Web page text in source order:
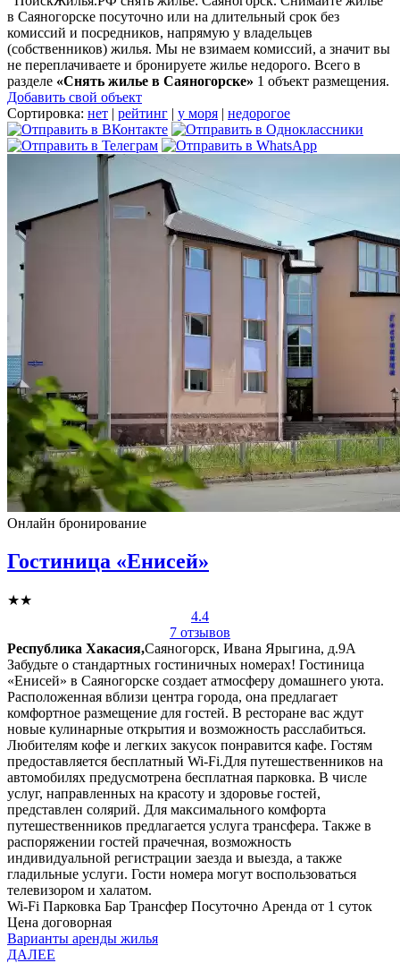
в Саяногорске посуточно или на длительный срок без
комиссий и посредников, напрямую у владельцев
(собственников) жилья. Мы не взимаем комиссий, а значит вы
не переплачиваете и бронируете жилье недорого. Всего в
разделе «Снять жилье в Саяногорске» 1 объект размещения.
Добавить свой объект
Сортировка: нет | рейтинг | у моря | недорогое
Онлайн бронирование
Гостиница «Енисей»
★★
4.4
7 отзывов
Республика Хакасия,Саяногорск, Ивана Ярыгина, д.9А
Забудьте о стандартных гостиничных номерах! Гостиница
«Енисей» в Саяногорске создает атмосферу домашнего уюта.
Расположенная вблизи центра города, она предлагает
комфортное размещение для гостей. В ресторане вас ждут
новые кулинарные открытия и возможность расслабиться.
Любителям кофе и легких закусок понравится кафе. Гостям
предоставляется бесплатный Wi-Fi.Для путешественников на
автомобилях предусмотрена бесплатная парковка. В числе
услуг, направленных на красоту и здоровье гостей,
представлен солярий. Для максимального комфорта
путешественников предлагается услуга трансфера. Также в
распоряжении гостей прачечная, возможность
индивидуальной регистрации заезда и выезда, а также
гладильные услуги. Гости номера могут воспользоваться
телевизором и халатом.
Wi-Fi Парковка Бар Трансфер Посуточно Аренда от 1 суток
Цена договорная
Варианты аренды жилья
ДАЛЕЕ